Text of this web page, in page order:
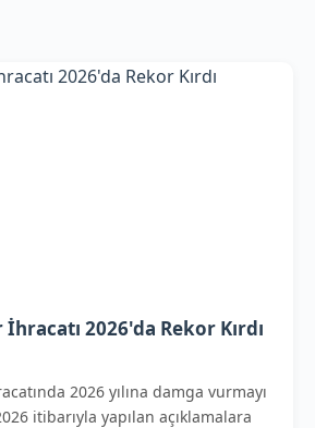
2026'da Rekor Kırdı
2026 yılına damga vurmayı
itibarıyla yapılan açıklamalara